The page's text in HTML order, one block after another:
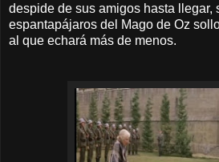
despide de sus amigos hasta llegar,
espantapájaros del Mago de Oz
al que echará más de menos.